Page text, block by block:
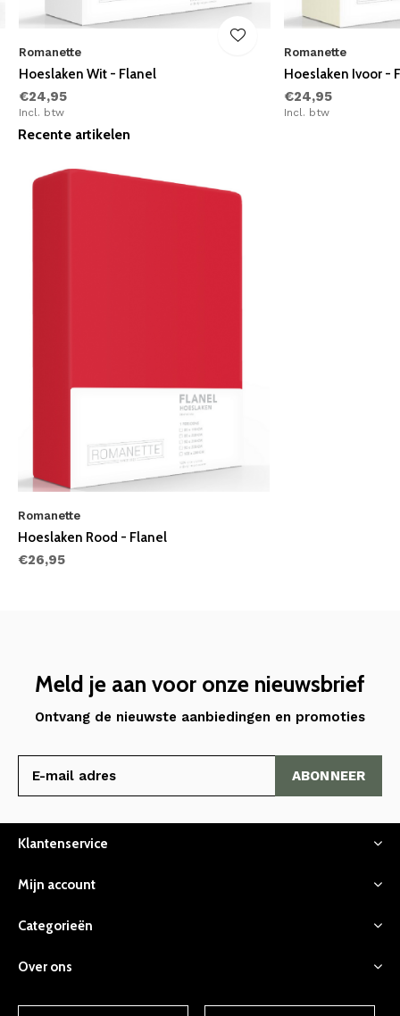
Romanette
Hoeslaken Wit - Flanel
€24,95
Incl. btw
Romanette
Hoeslaken Ivoor -
€24,95
Incl. btw
Recente artikelen
Romanette
Hoeslaken Rood - Flanel
€26,95
Meld je aan voor onze nieuwsbrief
Ontvang de nieuwste aanbiedingen en promoties
ABONNEER
Klantenservice
Mijn account
Categorieën
Over ons